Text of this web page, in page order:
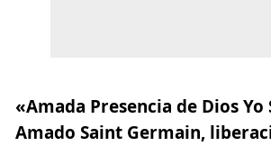
«Amada Presencia de Dios Yo
Amado Saint Germain,